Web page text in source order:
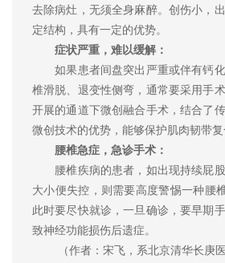
去除病灶，无须全身麻醉。创伤小，
定结构，具有一定的优势。
症状严重，难以缓解：
如果患者间盘突出严重或伴有钙化
椎滑脱、退变性侧弯，通常要采用手
开展的通道下微创融合手术，结合了
微创技术的优势，能够保护肌肉韧带复
腰椎急症，急诊手术：
腰椎疾病的患者，如出现持续屁股
大小便失控，则需要高度警惕一种腰
此时要尽快就诊，一旦确诊，要早期
致神经功能损伤后遗症。
（作者：宋飞，系北京清华长庚医